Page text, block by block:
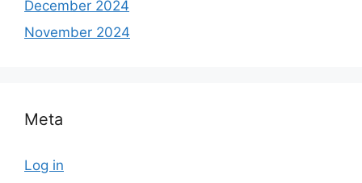
December 2024
November 2024
Meta
Log in